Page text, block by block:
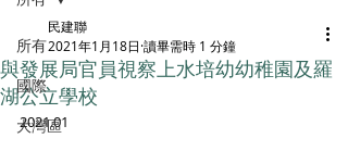
所有
國際
大灣區
與發展局官員視察上水培幼幼稚園及羅
湖公立學校
民建聯
2021年1月18日 讀畢需時 1 分鐘
2021.01